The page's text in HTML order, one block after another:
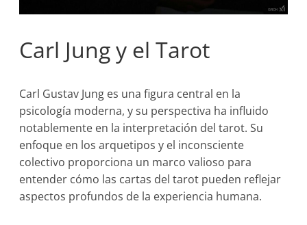
Carl Jung y el Tarot
Carl Gustav Jung es una figura central en la
psicología moderna, y su perspectiva ha influido
notablemente en la interpretación del tarot. Su
enfoque en los arquetipos y el inconsciente
colectivo proporciona un marco valioso para
entender cómo las cartas del tarot pueden reflejar
aspectos profundos de la experiencia humana.